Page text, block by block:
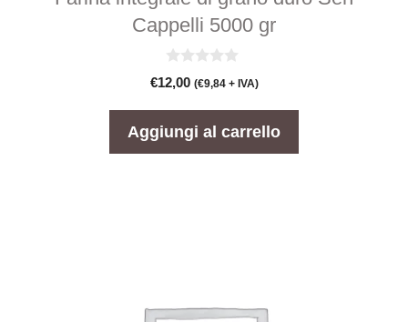
Cappelli 5000 gr
0
s
€12,00 (€9,84+ IVA)
Aggiungi al carrello